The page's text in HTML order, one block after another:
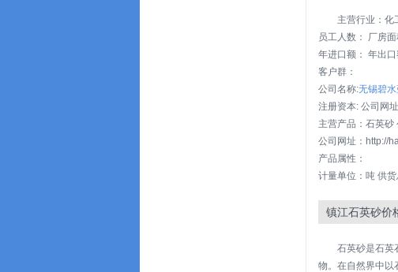
主营行业：化
员工人数： 厂房
年进口额： 年出口
客户群：
公司名称:无锡碧
注册资本: 公司网
主营产品：石英
公司网址：http://
产品属性：
计量单位：吨 供
镇江石英砂价
石英砂是石英
物。在自然界中以